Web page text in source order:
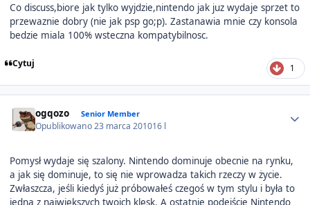
Co discuss,biore jak tylko wyjdzie,nintendo jak juz wydaje sprzet to
przewaznie dobry (nie jak psp go;p). Zastanawia mnie czy konsola
bedzie miala 100% wsteczna kompatybilnosc.
Cytuj 1
ogqozo Senior Member
Opublikowano23 marca 201016 l
Pomysł wydaje się szalony. Nintendo dominuje obecnie na rynku,
a jak się dominuje, to się nie wprowadza takich rzeczy w życie.
Zwłaszcza, jeśli kiedyś już próbowałeś czegoś w tym stylu i była to